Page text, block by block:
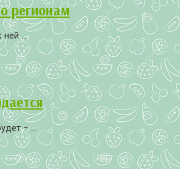
регионам
...
– ...